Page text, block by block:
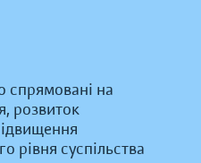
спрямовані на
розвиток
рівня суспільства